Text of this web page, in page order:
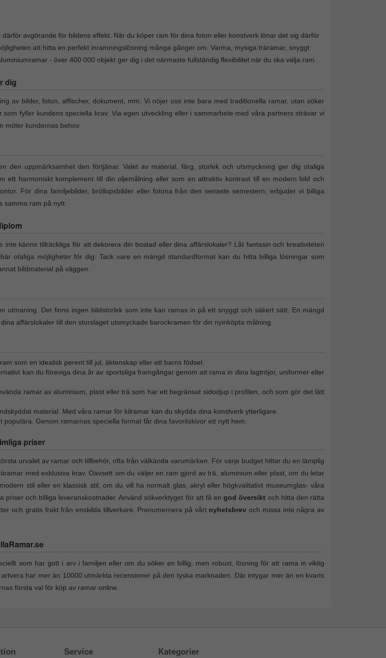
avgörande för bildens effekt. När du köper ram för dina foton eller konstverk lönar det sig därför
att hitta en perfekt inramningslösning många gånger om. Varma, mysiga träramar, snyggt
- över 400 000 objekt ger dig i det närmaste fullständig flexibilitet när du ska välja ram.
dig
av bilder, foton, affischer, dokument, mm. Vi nöjer oss inte bara med traditionella ramar, utan söker
fyller kundens speciella krav. Via egen utveckling eller i sammarbete med våra partners strävar vi
möter kundernas behov.
uppmärksamhet den förtjänar. Valet av material, färg, storlek och utsmyckning ger dig otaliga
ett harmoniskt komplement till din oljemålning eller som en attraktiv kontrast till en modern bild och
För dina familjebilder, bröllopsbilder eller fotona från den senaste semestern, erbjuder vi billiga
samma ram på nytt.
känns tillräckliga för att dekorera din bostad eller dina affärslokaler? Låt fantasin och kreativiteten
otaliga möjligheter för dig: Tack vare en mängd standardformat kan du hitta billiga lösningar som
bildmaterial på väggen.
utmaning. Det finns ingen bildstorlek som inte kan ramas in på ett snyggt och säkert sätt. En mängd
affärslokaler till den storslaget utsmyckade barockramen för din nyinköpta målning.
som en idealisk perent till jul, äktenskap eller ett barns födsel.
kan du föreviga dina år av sportsliga framgångar genom att rama in dina lagtröjor, uniformer eller
ramar av aluminium, plast eller trä som har ett begränsat sidodjup i profilen, och som gör det lätt
material. Med våra ramar för kilramar kan du skydda dina konstverk ytterligare.
Genom ramarnas speciella format får dina favoritskivor ett nytt hem.
priser
urvalet av ramar och tillbehör, ofta från välkända varumärken. För varje budget hittar du en lämplig
med exklusiva krav. Oavsett om du väljer en ram gjord av trä, aluminium eller plast, om du letar
stil eller en klassisk stil, om du vill ha normalt glas, akryl eller högkvalitativt museumglas- våra
och billiga leveranskostnader. Använd sökverktyget för att få engod översikt och hitta den rätta
och gratis frakt från enskilda tillverkare. Prenumernera på vårt nyhetsbrev och missa inte några av
som har gott i arv i familjen eller om du söker en billig, men robust, lösning för att rama in viktig
har mer än 10000 utmärkta recensioner på den tyska marknaden. Där intygar mer än en kvarts
första val för köp av ramar online.
Service Kategorier